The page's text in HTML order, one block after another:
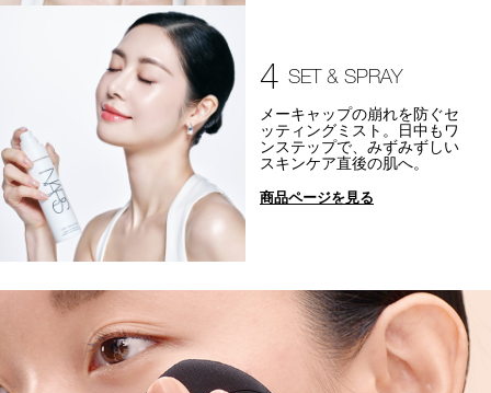
4 SET & SPRAY
メーキャップの崩れを防ぐセ
ッティングミスト。日中もワ
ンステップで、みずみずしい
スキンケア直後の肌へ。
商品ページを見る